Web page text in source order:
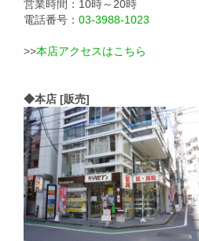
営業時間：10時～20時
電話番号： 03-3988-1023
>>本店アクセスはこちら
◆本店 [販売]